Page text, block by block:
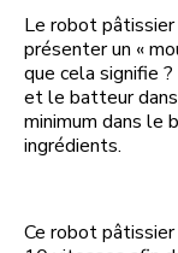
Le robot
présenter un «
que cela signifie
et le batteur
minimum dans le
ingrédients.
Ce robot